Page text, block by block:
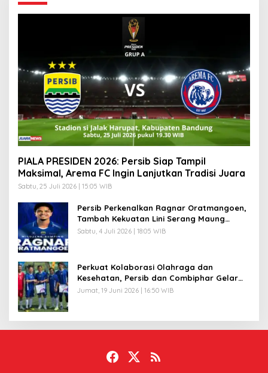
PIALA PRESIDEN 2026: Persib Siap Tampil
Maksimal, Arema FC Ingin Lanjutkan Tradisi Juara
Sabtu, 25 Juli 2026 | 15:05 WIB
Persib Perkenalkan Ragnar Oratmangoen,
Tambah Kekuatan Lini Serang Maung
Bandung
Sabtu, 4 Juli 2026 | 18:05 WIB
Perkuat Kolaborasi Olahraga dan
Kesehatan, Persib dan Combiphar Gelar
Friendly Match
Jumat, 19 Juni 2026 | 16:50 WIB